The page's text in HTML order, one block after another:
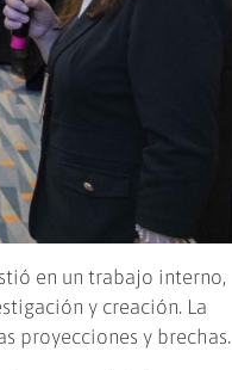
en un trabajo interno,
y creación. La
proyecciones y brechas.